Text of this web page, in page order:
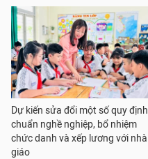
Dự kiến sửa đổi một số quy định
chuẩn nghề nghiệp, bổ nhiệm
chức danh và xếp lương với nhà
giáo